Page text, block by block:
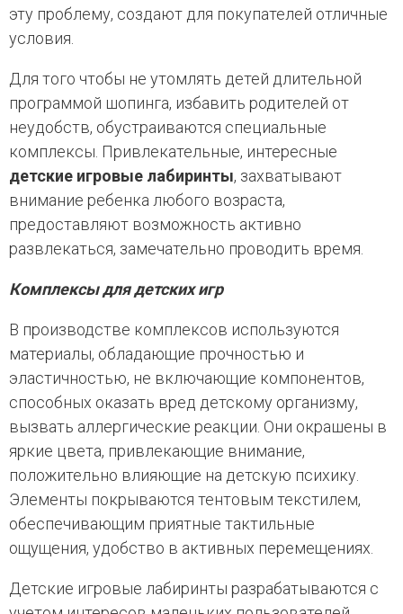
эту проблему, создают для покупателей отличные
условия.
Для того чтобы не утомлять детей длительной
программой шопинга, избавить родителей от
неудобств, обустраиваются специальные
комплексы. Привлекательные, интересные
детские игровые лабиринты, захватывают
внимание ребенка любого возраста,
предоставляют возможность активно
развлекаться, замечательно проводить время.
Комплексы для детских игр
В производстве комплексов используются
материалы, обладающие прочностью и
эластичностью, не включающие компонентов,
способных оказать вред детскому организму,
вызвать аллергические реакции. Они окрашены в
яркие цвета, привлекающие внимание,
положительно влияющие на детскую психику.
Элементы покрываются тентовым текстилем,
обеспечивающим приятные тактильные
ощущения, удобство в активных перемещениях.
Детские игровые лабиринты разрабатываются с